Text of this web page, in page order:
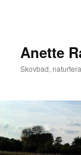
Anette
Skovbad,